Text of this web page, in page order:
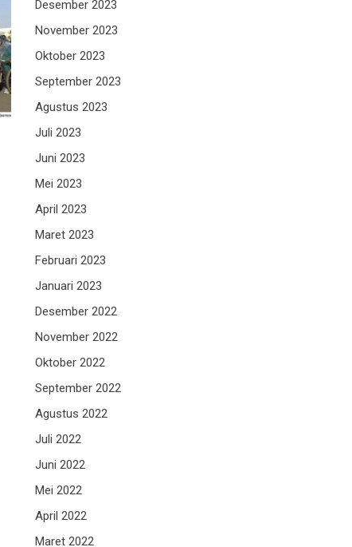
Desember 2023
November 2023
Oktober 2023
September 2023
Agustus 2023
Juli 2023
Juni 2023
Mei 2023
April 2023
Maret 2023
Februari 2023
Januari 2023
Desember 2022
November 2022
Oktober 2022
September 2022
Agustus 2022
Juli 2022
Juni 2022
Mei 2022
April 2022
Maret 2022